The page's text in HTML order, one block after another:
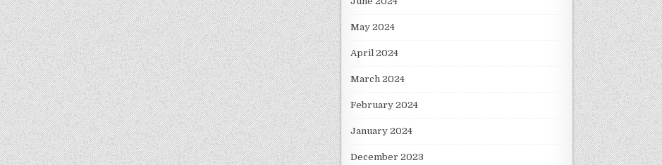
May 2024
April 2024
March 2024
February 2024
January 2024
December 2023